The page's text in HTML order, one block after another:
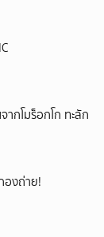
โมร็อกโก ทะลัก
องถ่าย!